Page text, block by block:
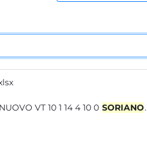
7 8 2 SAN LORENZO NUOVO VT 10 1 14 4 10 0 SORIANO